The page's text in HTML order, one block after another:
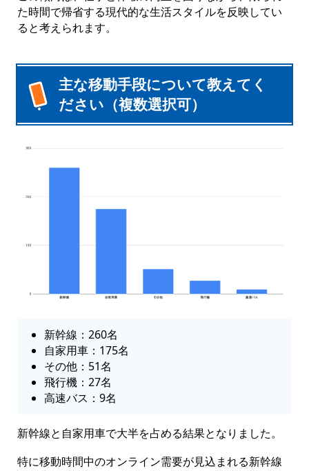
た時間で帰省する現代的な生活スタイルを反映してい
ると考えられます。
主な移動手段について教えてく
ださい（複数選択可）
新幹線：260名
自家用車：175名
その他：51名
飛行機：27名
高速バス：9名
新幹線と自家用車で大半を占める結果となりました。
特に移動時間中のオンライン需要が見込まれる新幹線